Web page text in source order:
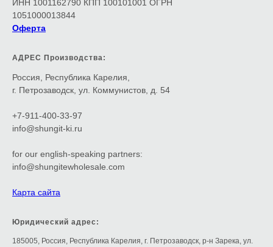
ИНН 1001162790 КПП 100101001 ОГРН
1051000013844
Оферта
АДРЕС Производства:
Россия, Республика Карелия,
г. Петрозаводск, ул. Коммунистов, д. 54
+7-911-400-33-97
info@shungit-ki.ru
for our english-speaking partners:
info@shungitewholesale.com
Карта сайта
Юридический адрес:
185005, Россия, Республика Карелия, г. Петрозаводск, р-н Зарека, ул.